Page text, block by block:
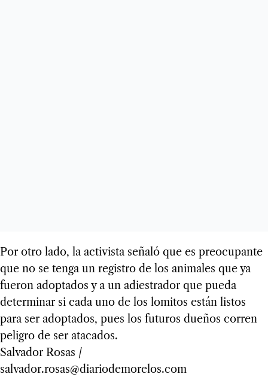
Por otro lado, la activista señaló que es preocupante
que no se tenga un registro de los animales que ya
fueron adoptados y a un adiestrador que pueda
determinar si cada uno de los lomitos están listos
para ser adoptados, pues los futuros dueños corren
peligro de ser atacados.
Salvador Rosas /
salvador.rosas@diariodemorelos.com